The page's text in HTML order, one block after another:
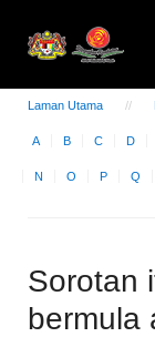
Laman Utama
A B C D
N O P Q
Sorotan
bermula